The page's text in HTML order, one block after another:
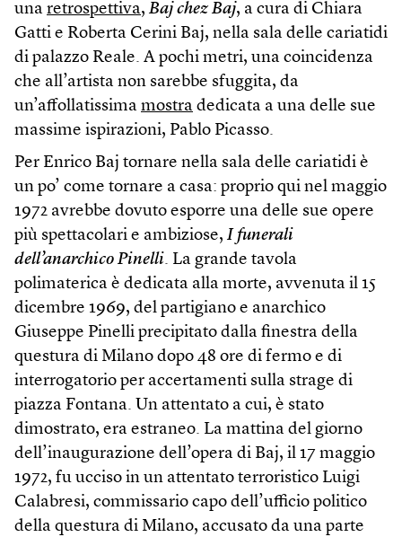
una retrospettiva, Baj chez Baj, a cura di Chiara
Gatti e Roberta Cerini Baj, nella sala delle cariatidi
di palazzo Reale. A pochi metri, una coincidenza
che all’artista non sarebbe sfuggita, da
un’affollatissima mostra dedicata a una delle sue
massime ispirazioni, Pablo Picasso.
Per Enrico Baj tornare nella sala delle cariatidi è
un po’ come tornare a casa: proprio qui nel maggio
1972 avrebbe dovuto esporre una delle sue opere
più spettacolari e ambiziose, I funerali
dell’anarchico Pinelli. La grande tavola
polimaterica è dedicata alla morte, avvenuta il 15
dicembre 1969, del partigiano e anarchico
Giuseppe Pinelli precipitato dalla finestra della
questura di Milano dopo 48 ore di fermo e di
interrogatorio per accertamenti sulla strage di
piazza Fontana. Un attentato a cui, è stato
dimostrato, era estraneo. La mattina del giorno
dell’inaugurazione dell’opera di Baj, il 17 maggio
1972, fu ucciso in un attentato terroristico Luigi
Calabresi, commissario capo dell’ufficio politico
della questura di Milano, accusato da una parte